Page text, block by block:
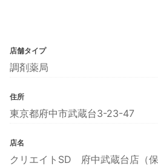
店舗タイプ
調剤薬局
住所
東京都府中市武蔵台3-23-47
店名
クリエイトSD 府中武蔵台店（保